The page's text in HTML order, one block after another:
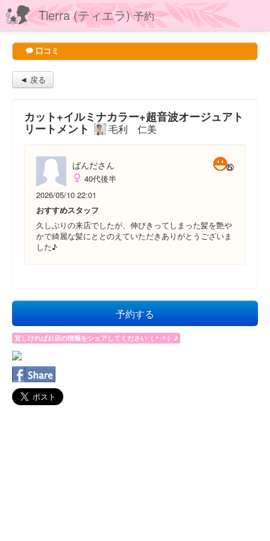
Tierra (ティエラ)予約
口コミ
◄ 戻る
カット+イルミナカラー+超音波オージュアト
リートメント 毛利 仁美
ぱんださん
40代後半
2026/05/10 22:01
おすすめスタッフ
久しぶりの来店でしたが、伸びきってしまった髪を艶や
かで綺麗な髪にととのえていただきありがとうございま
した♪
予約する
宜しければお店の情報をシェアしてください（＾＾）♪